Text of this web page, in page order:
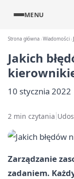
MENU
Strona główna Wiadomości
Jakich
10 stycznia 2022
2 min czytania
Zarządzanie
zadaniem.